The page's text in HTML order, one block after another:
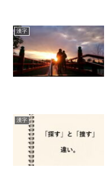
漢字
漢字